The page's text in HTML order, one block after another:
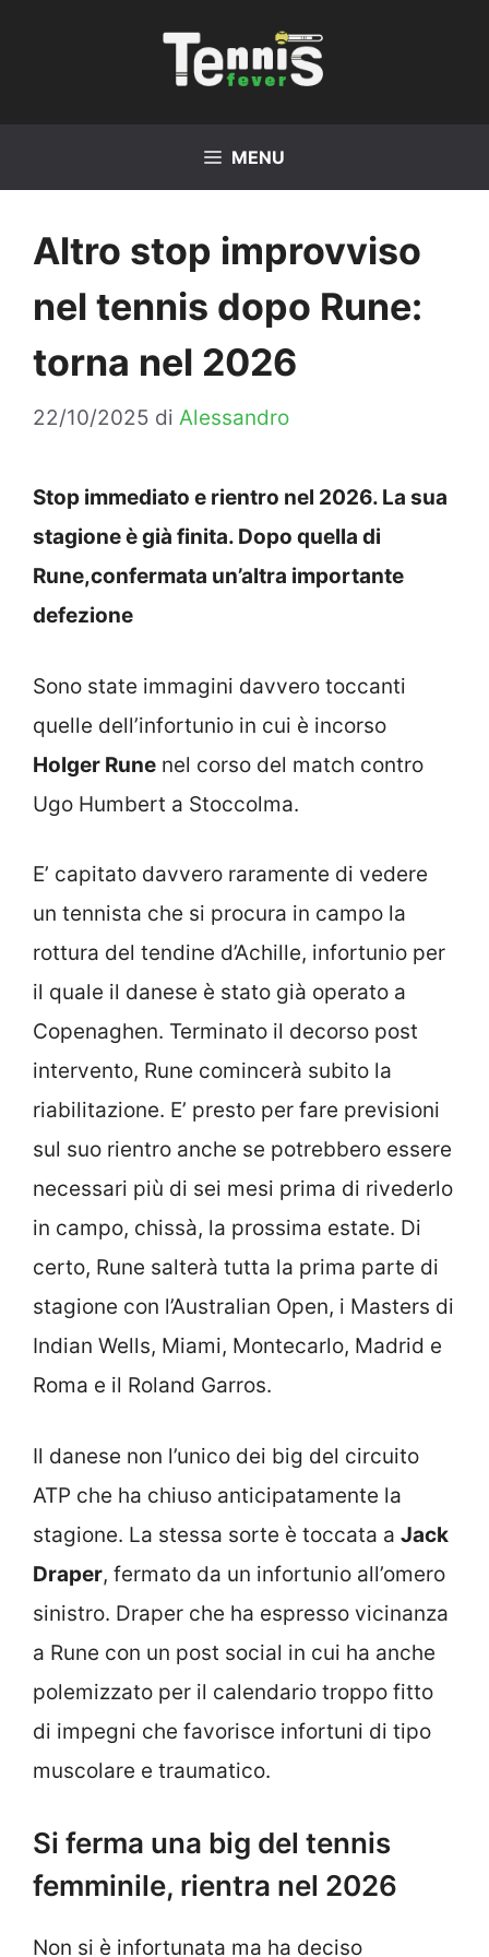
MENU
Altro stop improvviso
nel tennis dopo Rune:
torna nel 2026
22/10/2025 di Alessandro
Stop immediato e rientro nel 2026. La sua
stagione è già finita. Dopo quella di
Rune,confermata un’altra importante
defezione
Sono state immagini davvero toccanti
quelle dell’infortunio in cui è incorso
Holger Rune nel corso del match contro
Ugo Humbert a Stoccolma.
E’ capitato davvero raramente di vedere
un tennista che si procura in campo la
rottura del tendine d’Achille, infortunio per
il quale il danese è stato già operato a
Copenaghen. Terminato il decorso post
intervento, Rune comincerà subito la
riabilitazione. E’ presto per fare previsioni
sul suo rientro anche se potrebbero essere
necessari più di sei mesi prima di rivederlo
in campo, chissà, la prossima estate. Di
certo, Rune salterà tutta la prima parte di
stagione con l’Australian Open, i Masters di
Indian Wells, Miami, Montecarlo, Madrid e
Roma e il Roland Garros.
Il danese non l’unico dei big del circuito
ATP che ha chiuso anticipatamente la
stagione. La stessa sorte è toccata a Jack
Draper, fermato da un infortunio all’omero
sinistro. Draper che ha espresso vicinanza
a Rune con un post social in cui ha anche
polemizzato per il calendario troppo fitto
di impegni che favorisce infortuni di tipo
muscolare e traumatico.
Si ferma una big del tennis
femminile, rientra nel 2026
Non si è infortunata ma ha deciso